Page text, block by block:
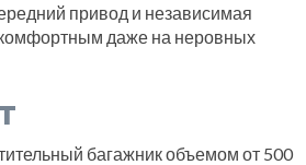
привод и независимая
даже на неровных
багажник объемом от 500